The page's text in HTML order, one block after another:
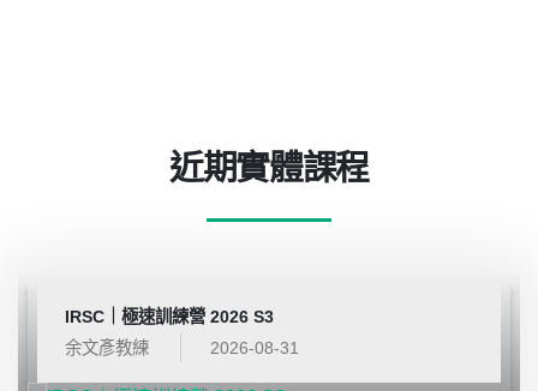
近期實體課程
IRSC｜極速訓練營 2026 S3
余文彥教練
2026-08-31